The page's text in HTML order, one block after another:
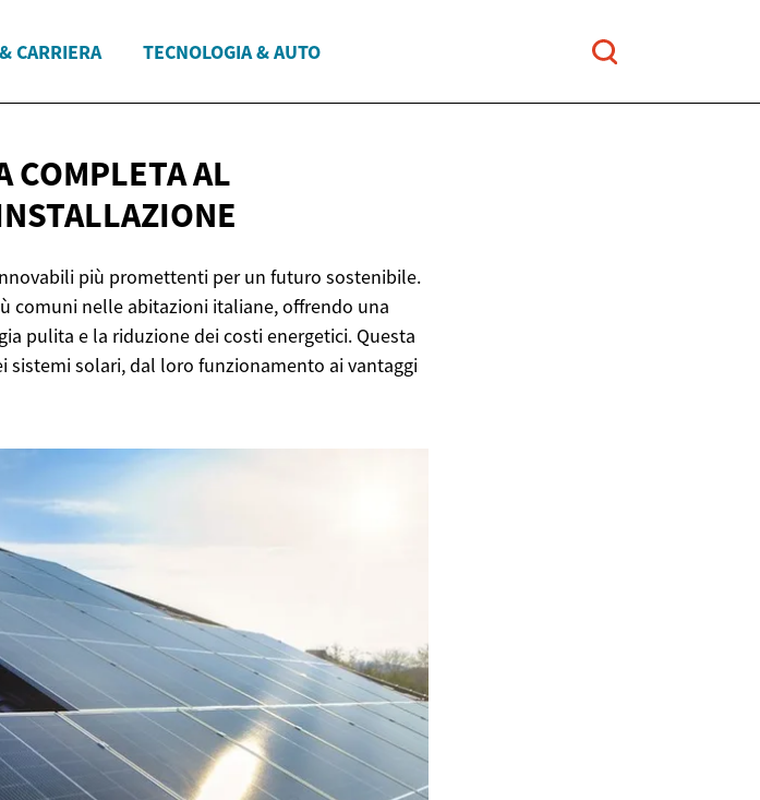
CARRIERA TECNOLOGIA & AUTO
COMPLETA AL
più promettenti per un futuro sostenibile.
comuni nelle abitazioni italiane, offrendo una
pulita e la riduzione dei costi energetici. Questa
solari, dal loro funzionamento ai vantaggi